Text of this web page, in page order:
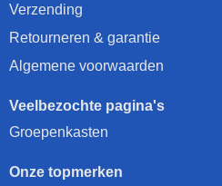
Verzending
Retourneren & garantie
Algemene voorwaarden
Veelbezochte pagina's
Groepenkasten
Onze topmerken